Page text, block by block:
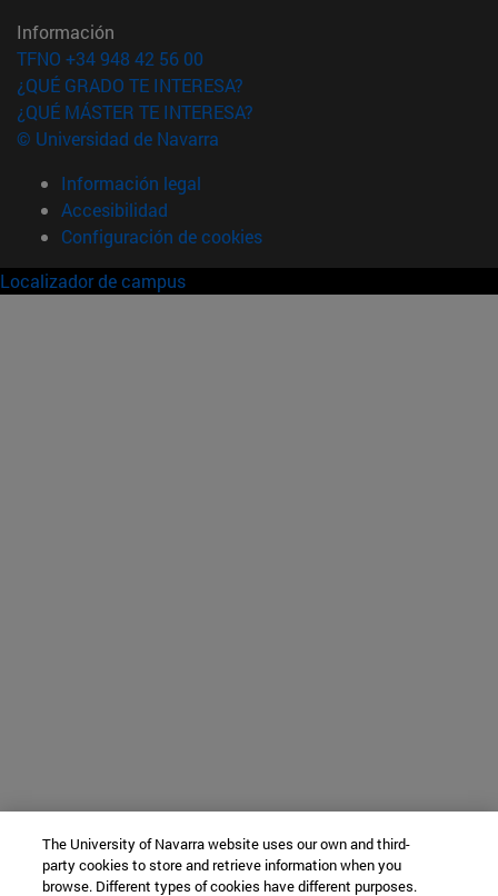
Información
TFNO +34 948 42 56 00
¿QUÉ GRADO TE INTERESA?
¿QUÉ MÁSTER TE INTERESA?
© Universidad de Navarra
Información legal
Accesibilidad
Configuración de cookies
Localizador de campus
The University of Navarra website uses our own and third-
party cookies to store and retrieve information when you
browse. Different types of cookies have different purposes.